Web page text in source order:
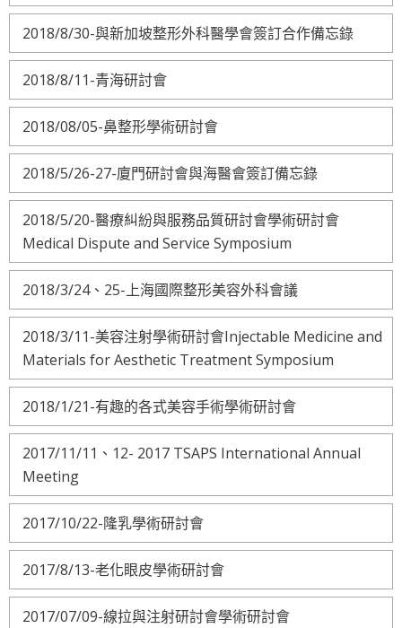
2018/8/30-與新加坡整形外科醫學會簽訂合作備忘錄
2018/8/11-青海研討會
2018/08/05-鼻整形學術研討會
2018/5/26-27-廈門研討會與海醫會簽訂備忘錄
2018/5/20-醫療糾紛與服務品質研討會學術研討會
Medical Dispute and Service Symposium
2018/3/24、25-上海國際整形美容外科會議
2018/3/11-美容注射學術研討會Injectable Medicine and
Materials for Aesthetic Treatment Symposium
2018/1/21-有趣的各式美容手術學術研討會
2017/11/11、12- 2017 TSAPS International Annual
Meeting
2017/10/22-隆乳學術研討會
2017/8/13-老化眼皮學術研討會
2017/07/09-線拉與注射研討會學術研討會